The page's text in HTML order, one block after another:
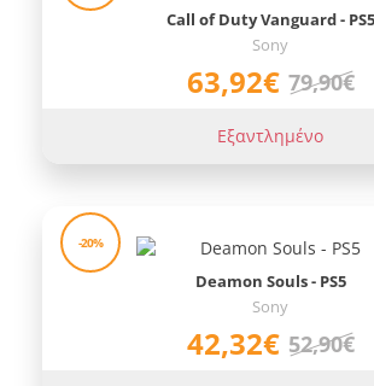
Call of Duty Vanguard - PS5
Sony
63,92€ 79,90€
Εξαντλημένο
-20%
Deamon Souls - PS5
Sony
42,32€ 52,90€